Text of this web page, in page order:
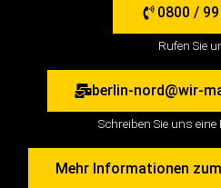
0800 /
Rufen Sie
berlin-nord@wir-
Schreiben Sie uns
Mehr Informationen